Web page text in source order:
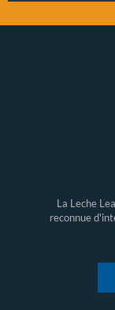
La Leche
reconnue